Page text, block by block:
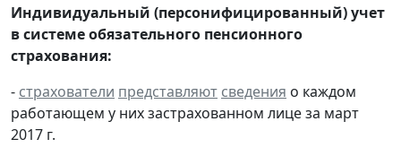
Индивидуальный (персонифицированный) учет
в системе обязательного пенсионного
страхования:
- страхователи представляют сведения о каждом
работающем у них застрахованном лице за март
2017 г.